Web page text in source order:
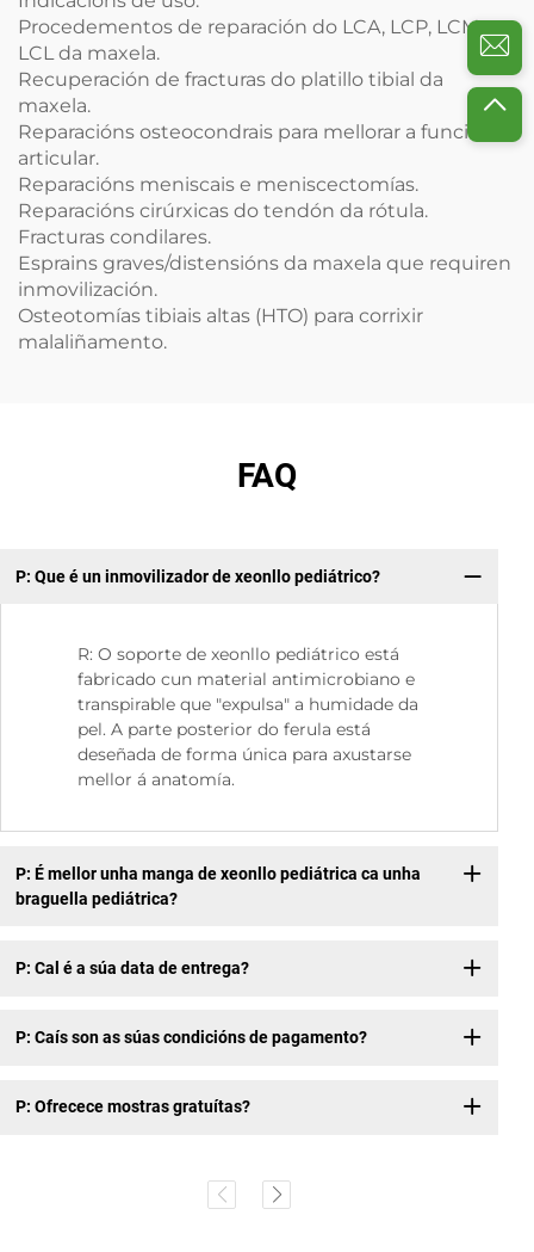
Procedementos de reparación do LCA, LCP, LCM e
LCL da maxela.
Recuperación de fracturas do platillo tibial da
maxela.
Reparacións osteocondrais para mellorar a función
articular.
Reparacións meniscais e meniscectomías.
Reparacións cirúrxicas do tendón da rótula.
Fracturas condilares.
Esprains graves/distensións da maxela que requiren
inmovilización.
Osteotomías tibiais altas (HTO) para corrixir
malaliñamento.
FAQ
P: Que é un inmovilizador de xeonllo pediátrico?
R: O soporte de xeonllo pediátrico está
fabricado cun material antimicrobiano e
transpirable que "expulsa" a humidade da
pel. A parte posterior do ferula está
deseñada de forma única para axustarse
mellor á anatomía.
P: É mellor unha manga de xeonllo pediátrica ca unha
braguella pediátrica?
P: Cal é a súa data de entrega?
P: Caís son as súas condicións de pagamento?
P: Ofrecece mostras gratuítas?